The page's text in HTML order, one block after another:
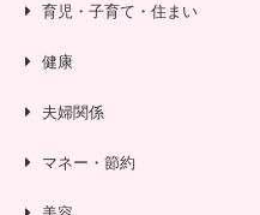
育児・子育て・住まい
健康
夫婦関係
マネー・節約